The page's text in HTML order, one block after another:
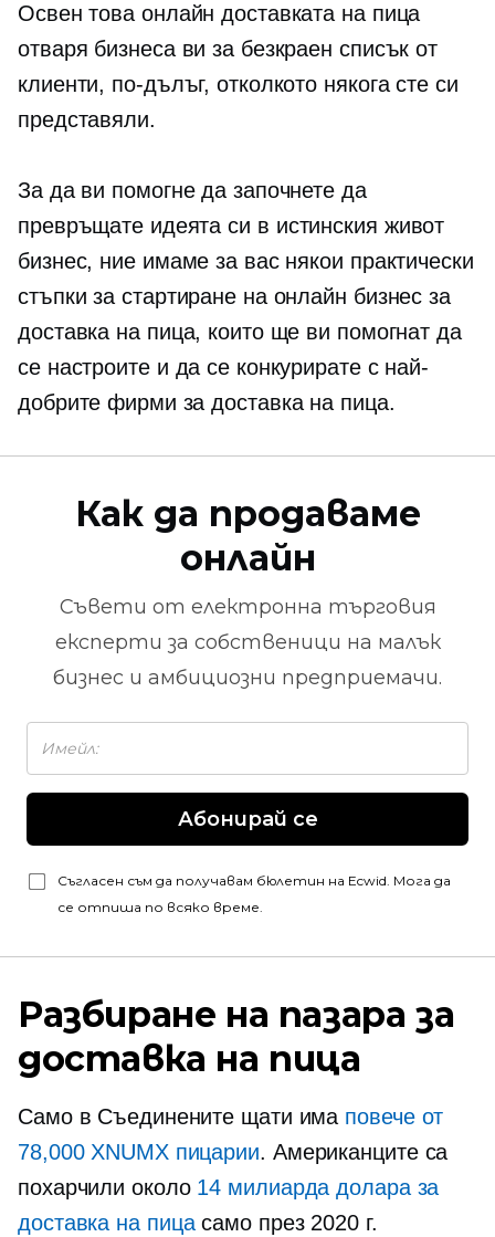
Освен това онлайн доставката на пица
отваря бизнеса ви за безкраен списък от
клиенти, по-дълъг, отколкото някога сте си
представяли.
За да ви помогне да започнете да
превръщате идеята си в истинския живот
бизнес, ние имаме за вас някои практически
стъпки за стартиране на онлайн бизнес за
доставка на пица, които ще ви помогнат да
се настроите и да се конкурирате с най-
добрите фирми за доставка на пица.
Как да продаваме
онлайн
Съвети от електронна търговия
експерти за собственици на малък
бизнес и амбициозни предприемачи.
Абонирай се
Съгласен съм да получавам бюлетин на Ecwid. Мога да
се отпиша по всяко време.
Разбиране на пазара за
доставка на пица
Само в Съединените щати има повече от
78,000 XNUMX пицарии. Американците са
похарчили около 14 милиарда долара за
доставка на пицасамо през 2020 г.